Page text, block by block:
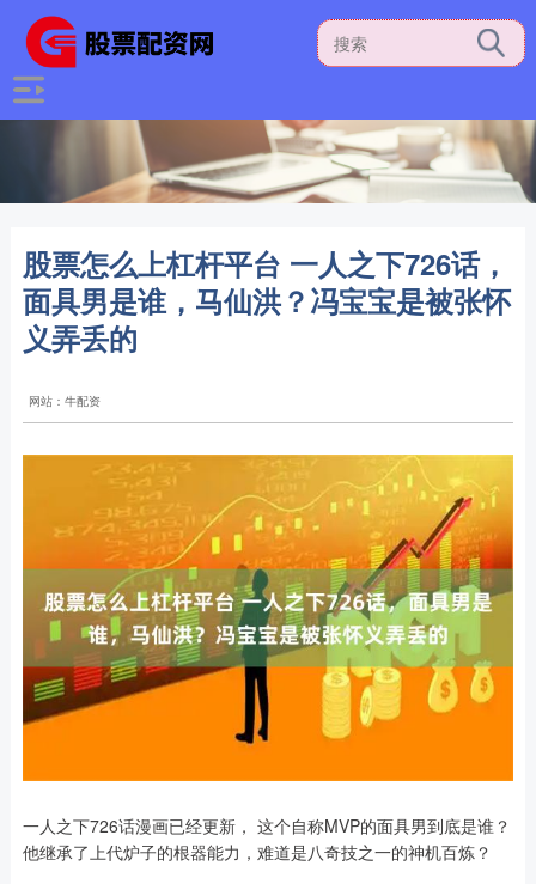
股票怎么上杠杆平台 一人之下726话，
面具男是谁，马仙洪？冯宝宝是被张怀
义弄丢的
网站：牛配资
一人之下726话漫画已经更新， 这个自称MVP的面具男到底是谁？
他继承了上代炉子的根器能力，难道是八奇技之一的神机百炼？